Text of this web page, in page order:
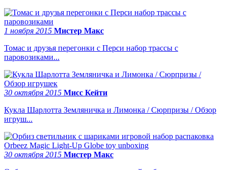
1 ноября 2015 Мистер Макс
Томас и друзья перегонки с Перси набор трассы с
паровозиками...
30 октября 2015 Мисс Кейти
Кукла Шарлотта Земляничка и Лимонка / Сюрпризы / Обзор
игруш...
30 октября 2015 Мистер Макс